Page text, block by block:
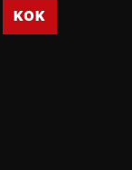
ΚΟΚ